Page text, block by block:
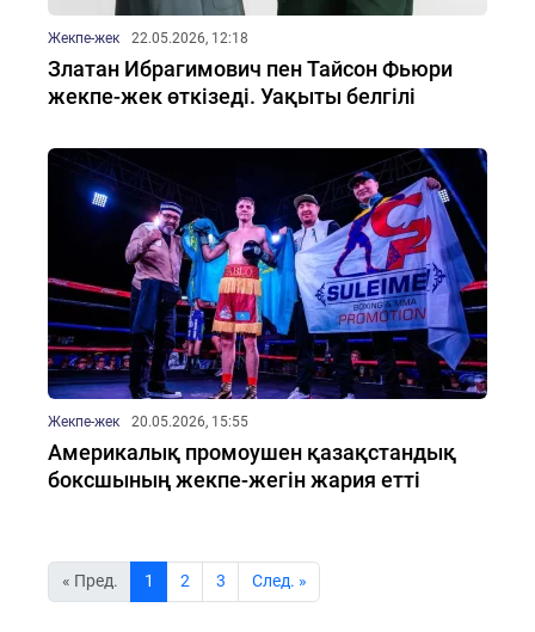
Жекпе-жек 22.05.2026, 12:18
Златан Ибрагимович пен Тайсон Фьюри
жекпе-жек өткізеді. Уақыты белгілі
Жекпе-жек 20.05.2026, 15:55
Америкалық промоушен қазақстандық
боксшының жекпе-жегін жария етті
« Пред. 1 2 3 Cлед. »